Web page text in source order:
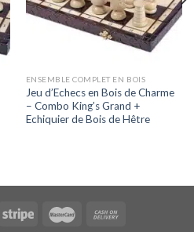
ENSEMBLE COMPLET EN BOIS
Jeu d’Echecs en Bois de Charme
– Combo King’s Grand +
Echiquier de Bois de Hêtre